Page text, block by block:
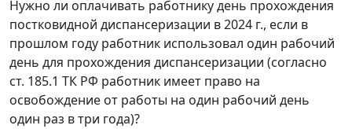
Нужно ли оплачивать работнику день прохождения
постковидной диспансеризации в 2024 г., если в
прошлом году работник использовал один рабочий
день для прохождения диспансеризации (согласно
ст. 185.1 ТК РФ работник имеет право на
освобождение от работы на один рабочий день
один раз в три года)?